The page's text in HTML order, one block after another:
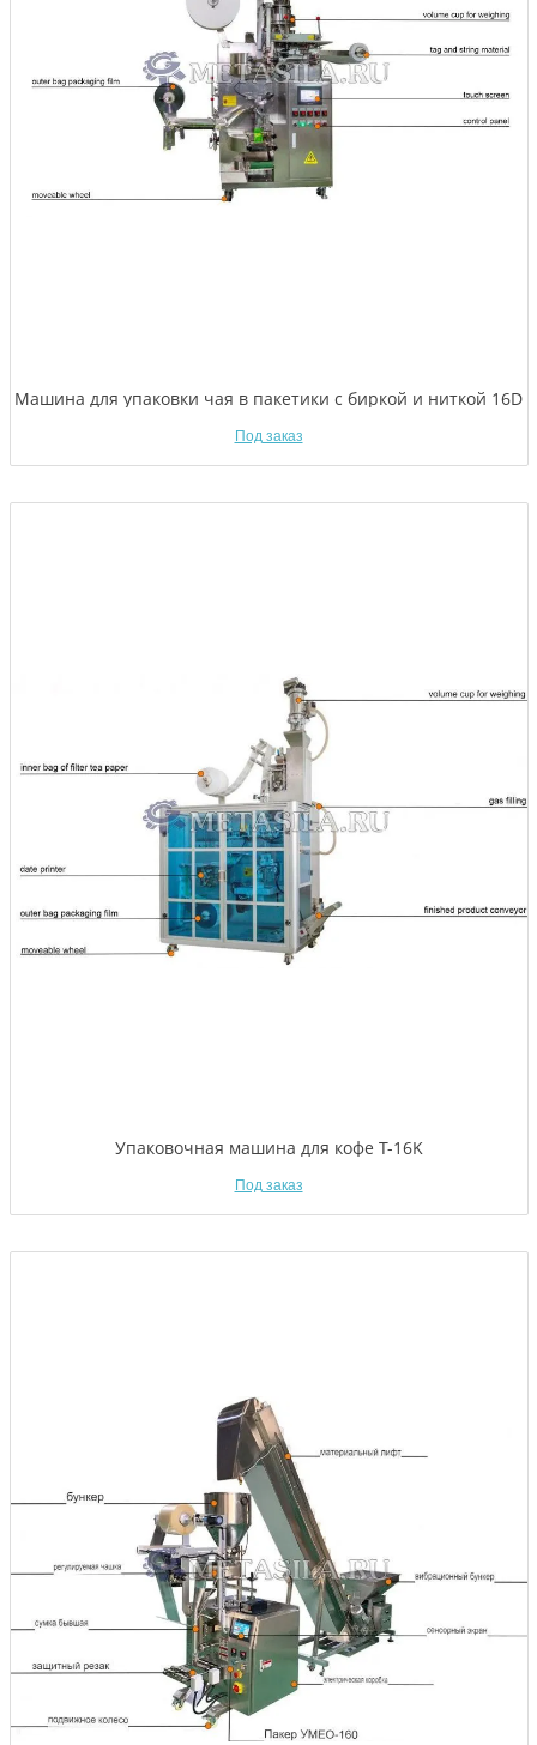
Машина для упаковки чая в пакетики с биркой и ниткой 16D
Под заказ
Упаковочная машина для кофе T-16K
Под заказ